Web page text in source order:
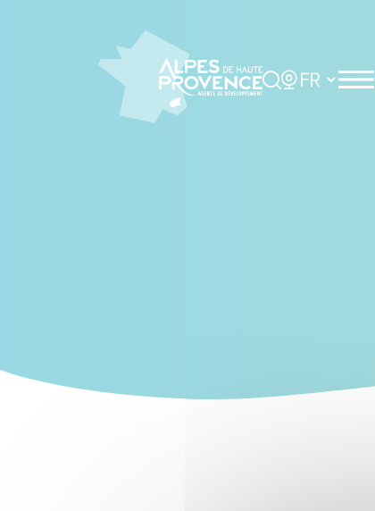
Rechercher
Choisir la langue